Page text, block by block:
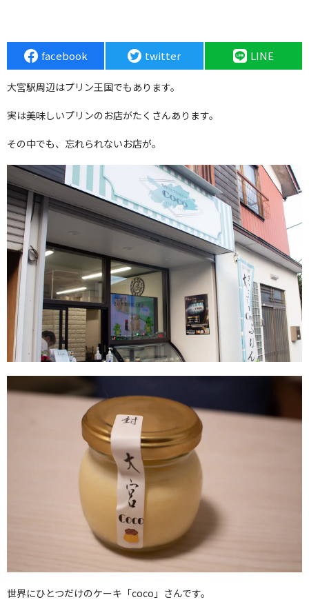
facebook twitter LINE
大宮駅周辺はプリン王国でもあります。
実は美味しいプリンのお店がたくさんあります。
その中でも、忘れられないお店が。
世界にひとつだけのケーキ「coco」さんです。